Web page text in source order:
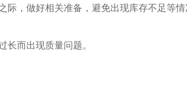
际，做好相关准备，避免出现库存不足等
而出现质量问题。